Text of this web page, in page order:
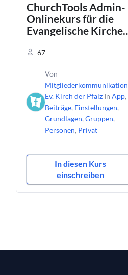
ChurchTools Admin-
Onlinekurs für die
Evangelische Kirche
67
Von
Mitgliederkommunikation
Ev. Kirch der PfalzIn App,
Beiträge, Einstellungen,
Grundlagen, Gruppen,
Personen, Privat
In diesen Kurs
einschreiben